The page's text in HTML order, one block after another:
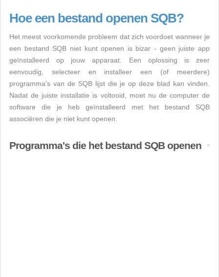
Hoe een bestand openen SQB?
Het meest voorkomende probleem dat zich voordoet wanneer je
een bestand SQB niet kunt openen is bizar - geen juiste app
geïnstalleerd op jouw apparaat. Een oplossing is zeer
eenvoudig, selecteer en installeer een (of meerdere)
programma's van de SQB lijst die je op deze blad kan vinden.
Nadat de juiste installatie is voltooid, moet nu de computer de
software die je heb geïnstalleerd met het bestand SQB
associëren die je niet kunt openen.
Programma's die het bestand SQB openen